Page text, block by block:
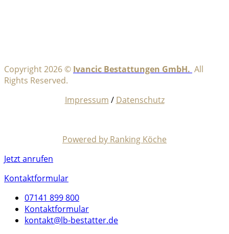
Copyright 2026 © Ivancic Bestattungen GmbH. All
Rights Reserved.
Impressum / Datenschutz
Powered by Ranking Köche
Jetzt anrufen
Kontaktformular
07141 899 800
Kontaktformular
kontakt@lb-bestatter.de